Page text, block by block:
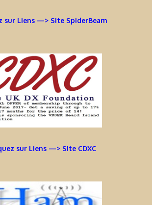
sur Liens —> Site SpiderBeam
sur Liens —> Site CDXC